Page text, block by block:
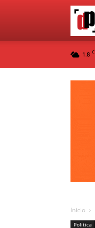
1.8 C
Inicio
Politica